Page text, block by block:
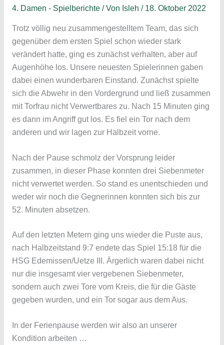
4. Damen - Spielberichte/ Von Isleh / 18. Oktober 2022
Trotz völlig neu zusammengestelltem Team, das sich
gegenüber dem ersten Spiel schon wieder stark
verändert hatte, ging es zunächst verhalten, aber auf
Augenhöhe los. Unsere neuesten Spielerinnen gaben
dabei einen wunderbaren Einstand. Zunächst spielte
sich die Abwehr in den Vordergrund und ließ zusammen
mit Torfrau nicht Verwertbares zu. Nach 15 Minuten ging
es dann im Angriff gut los. Es fiel ein Tor nach dem
anderen und wir lagen zur Halbzeit vorne.
Nach der Pause schmolz der Vorsprung leider
zusammen, in dieser Phase konnten drei Siebenmeter
nicht verwertet werden. So stand es unentschieden und
weder wir noch die Gegnerinnen konnten sich bis zur
52. Minuten absetzen.
Auf den letzten Metern ging uns wieder die Puste aus,
nach Halbzeitstand 9:7 endete das Spiel 15:18 für die
HSG Edemissen/Uetze III. Ärgerlich waren dabei nicht
nur die insgesamt vier vergebenen Siebenmeter,
sondern auch zwei Tore vom Kreis, die für die Gäste
gegeben wurden, und ein Tor sogar aus dem Aus.
In der Ferienpause werden wir also an unserer
Kondition arbeiten …